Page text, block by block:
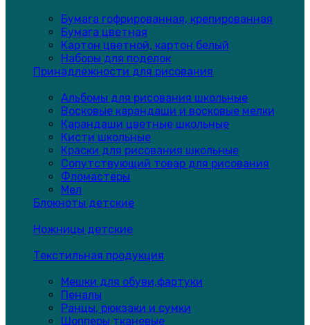
Бумага гофрированная, крепированная
Бумага цветная
Картон цветной, картон белый
Наборы для поделок
Принадлежности для рисования
Альбомы для рисования школьные
Восковые карандаши и восковые мелки
Карандаши цветные школьные
Кисти школьные
Краски для рисования школьные
Сопутствующий товар для рисования
Фломастеры
Мел
Блокноты детские
Ножницы детские
Текстильная продукция
Мешки для обуви,фартуки
Пеналы
Ранцы, рюкзаки и сумки
Шопперы тканевые